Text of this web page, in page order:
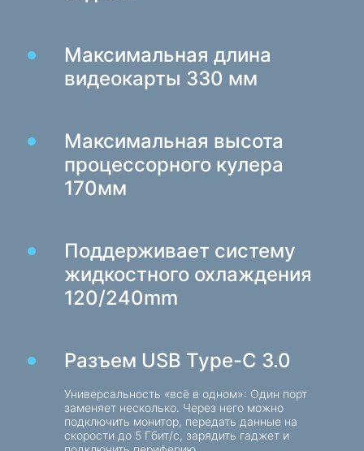
Барные стулья
Игровые столы
Игровые кресла
Вешалки для одежды напольные
Тестовые товары
Максимальная длина
видеокарты 330 мм
Максимальная высота
процессорного кулера
170мм
Поддерживает систему
жидкостного охлаждения
120/240mm
Разъем USB Type-C 3.0
Универсальность «всё в одном»: Один порт
заменяет несколько. Через него можно
подключить монитор, передать данные на
скорости до 5 Гбит/с, зарядить гаджет и